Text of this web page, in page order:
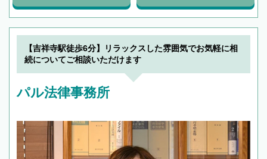
【吉祥寺駅徒歩6分】リラックスした雰囲気でお気軽に相
続についてご相談いただけます
パル法律事務所